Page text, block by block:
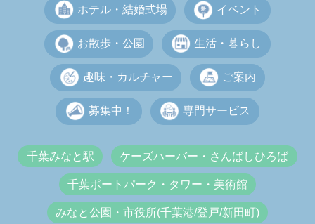
ホテル・結婚式場 イベント
お散歩・公園 生活・暮らし
趣味・カルチャー ご案内
募集中！ 専門サービス
千葉みなと駅 ケーズハーバー・さんばしひろば
千葉ポートパーク・タワー・美術館
みなと公園・市役所(千葉港/登戸/新田町)